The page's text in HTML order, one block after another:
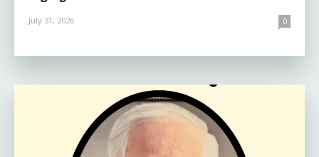
July 31, 2026 0